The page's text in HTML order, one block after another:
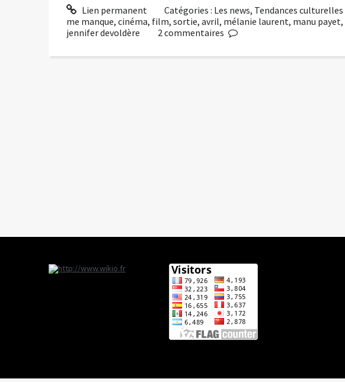
Lien permanent Catégories : Les news, Tendances culturelles
me manque, cinéma, film, sortie, avril, mélanie laurent, manu payet,
jennifer devoldère
2 commentaires